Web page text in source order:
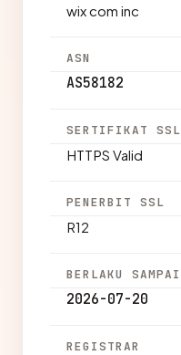
wix com inc
ASN
AS58182
SERTIFIKAT SSL
HTTPS Valid
PENERBIT SSL
R12
BERLAKU SAMPAI
2026-07-20
REGISTRAR